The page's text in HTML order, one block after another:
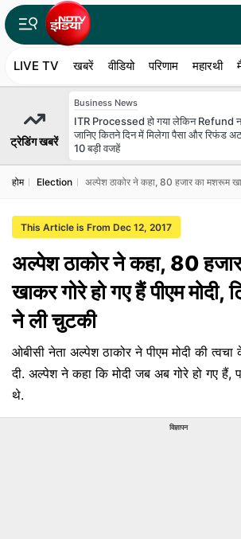
LIVE TV खबरें वीडियो परिणाम महारथी
ट्रेडिंग खबरें
Business News
ITR Processed हो गया लेकिन Refund
जानिए कितने दिन में मिलेगा पैसा और रिफंड
10 बड़ी वजहें
होम Election अल्पेश ठाकोर ने कहा, 80 हजार का मशरूम
This Article is From Dec 12, 2017
अल्पेश ठाकोर ने कहा, 80
खाकर गोरे हो गए हैं पीएम मोदी,
ने ली चुटकी
ओबीसी नेता अल्पेश ठाकोर ने पीएम मोदी की त्वचा
दी. अल्पेश ने कहा कि मोदी जब अब गोरे हो गए
थे.
विज्ञापन